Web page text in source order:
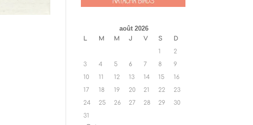
août 2026
L M M J V S
D
1
2
3
4 5 6 7 8
9
10
11 12 13 14 15
16
17
18 19 20 21 22
23
24
25 26 27 28 29
30
31